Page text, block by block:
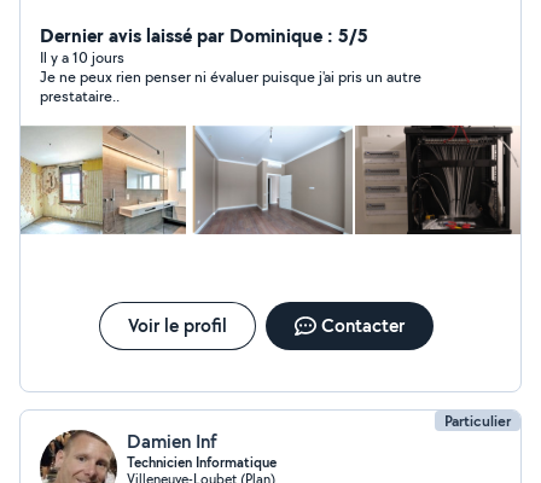
prestations de qualité. N'hésitez pas à me contacter
pour vos besoins !
Dernier avis laissé par Dominique : 5/5
Il y a 10 jours
Je ne peux rien penser ni évaluer puisque j'ai pris un autre
prestataire..
Voir le profil Contacter
Particulier
Damien Inf
Technicien Informatique
Villeneuve-Loubet (Plan)